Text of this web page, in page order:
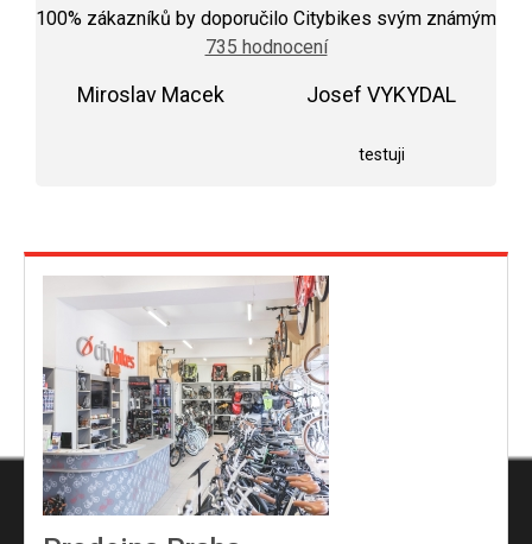
hodnocení
obchodu
je
100% zákazníků by doporučilo Citybikes svým známým
735 hodnocení
Miroslav Macek Josef VYKYDAL
testuji